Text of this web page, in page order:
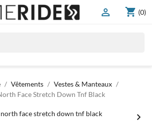
shopping_cart (0)

Vêtements
Vestes & Manteaux
Face Stretch Down Tnf Black
